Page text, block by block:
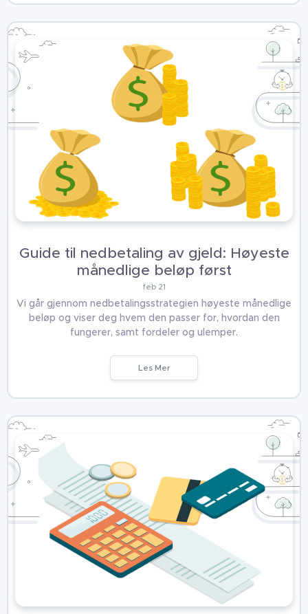
Guide til nedbetaling av gjeld: Høyeste
månedlige beløp først
feb 21
Vi går gjennom nedbetalingsstrategien høyeste månedlige
beløp og viser deg hvem den passer for, hvordan den
fungerer, samt fordeler og ulemper.
Les Mer